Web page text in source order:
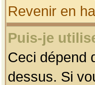
Revenir en
Puis-je
Ceci dépend
dessus. Si